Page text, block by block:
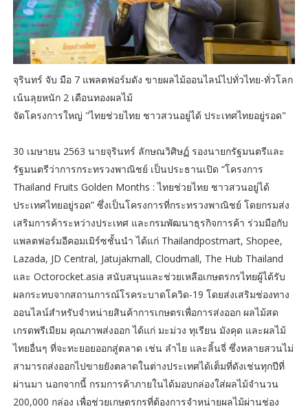
จุรินทร์ จับ มือ 7 แพลตฟอร์มดัง ขายผลไม้ออนไลน์ไปทั่วไทย-ทั่วโลก
เน้นลุยหนัก 2 เดือนทองผลไม้
จัดโครงการใหญ่ "ไทยช่วยไทย ชาวสวนอยู่ได้ ประเทศไทยอยู่รอด"
30 เมษายน 2563 นายจุรินทร์ ลักษณวิศิษฏ์ รองนายกรัฐมนตรีและ
รัฐมนตรีว่าการกระทรวงพาณิชย์ เป็นประธานเปิด “โครงการ
Thailand Fruits Golden Months : ไทยช่วยไทย ชาวสวนอยู่ได้
ประเทศไทยอยู่รอด” ซึ่งเป็นโครงการที่กระทรวงพาณิชย์ โดยกรมส่ง
เสริมการค้าระหว่างประเทศ และกรมพัฒนาธุรกิจการค้า ร่วมมือกับ
แพลตฟอร์มอีคอมเมิร์ซชั้นนำ ได้แก่ Thailandpostmart, Shopee,
Lazada, JD Central, Jatujakmall, Cloudmall, The Hub Thailand
และ Octorocket.asia สนับสนุนและช่วยเหลือเกษตรกรไทยผู้ได้รับ
ผลกระทบจากสถานการณ์โรคระบาดโควิด-19 โดยส่งเสริมช่องทาง
ออนไลน์สำหรับจำหน่ายสินค้าการเกษตรเพื่อการส่งออก ผลไม้สด
เกรดพรีเมียม คุณภาพส่งออก ได้แก่ มะม่วง ทุเรียน มังคุด และผลไม้
ไทยอื่นๆ ที่จะทะยอยออกสู่ตลาด เช่น ลำไย และลิ้นจี่ ซึ่งหลายสวนไม่
สามารถส่งออกไปขายยังตลาดในต่างประเทศได้เต็มที่ดังเช่นทุกปีที่
ผ่านมา นอกจากนี้ กรมการค้าภายในได้มอบกล่องใส่ผลไม้จำนวน
200,000 กล่อง เพื่อช่วยเกษตรกรที่ต้องการจำหน่ายผลไม้ผ่านช่อง